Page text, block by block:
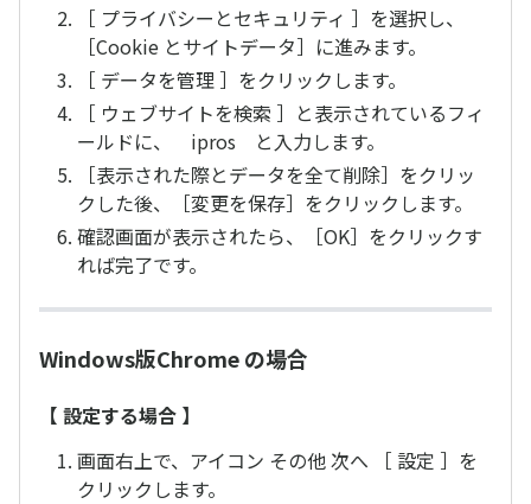
［ プライバシーとセキュリティ ］を選択し、
［Cookie とサイトデータ］に進みます。
［ データを管理 ］をクリックします。
［ ウェブサイトを検索 ］と表示されているフィ
ールドに、 ipros と入力します。
［表示された際とデータを全て削除］をクリッ
クした後、［変更を保存］をクリックします。
確認画面が表示されたら、［OK］をクリックす
れば完了です。
Windows版Chrome の場合
【 設定する場合 】
画面右上で、アイコン その他 次へ ［ 設定 ］を
クリックします。